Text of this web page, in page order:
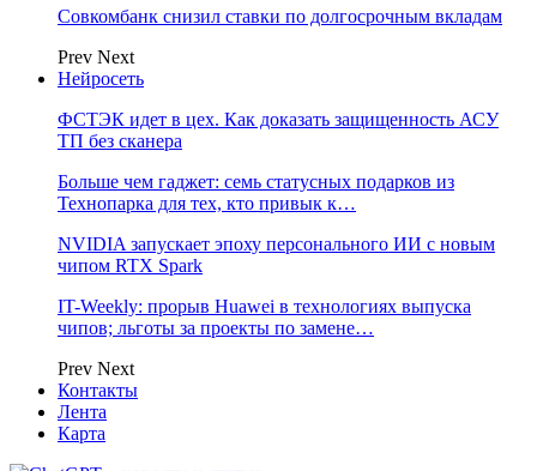
Совкомбанк снизил ставки по долгосрочным вкладам
Prev Next
Нейросеть
ФСТЭК идет в цех. Как доказать защищенность АСУ
ТП без сканера
Больше чем гаджет: семь статусных подарков из
Технопарка для тех, кто привык к…
NVIDIA запускает эпоху персонального ИИ с новым
чипом RTX Spark
IT-Weekly: прорыв Huawei в технологиях выпуска
чипов; льготы за проекты по замене…
Prev Next
Контакты
Лента
Карта